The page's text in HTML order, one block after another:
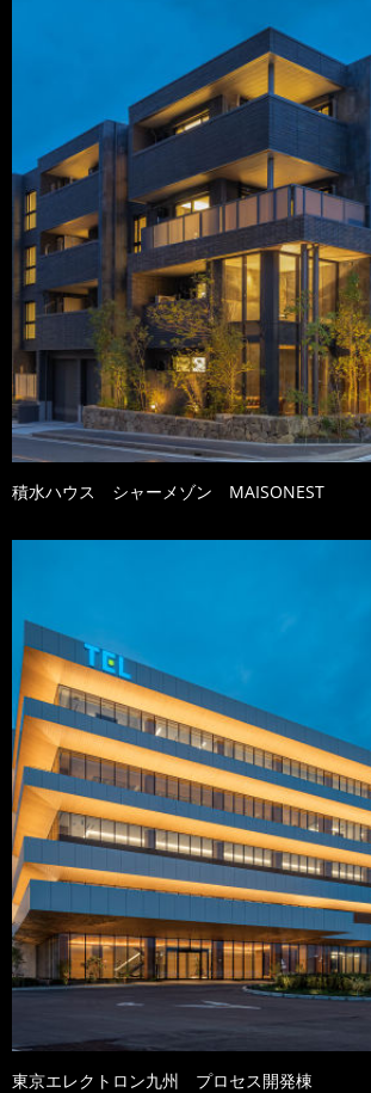
積水ハウス シャーメゾン MAISONEST
東京エレクトロン九州 プロセス開発棟